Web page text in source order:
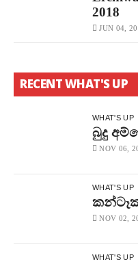
2018
JUN 04,
RECENT WHAT'S UP
WHAT'S UP
බුදු
NOV 06,
WHAT'S UP
NOV 02,
WHAT'S UP